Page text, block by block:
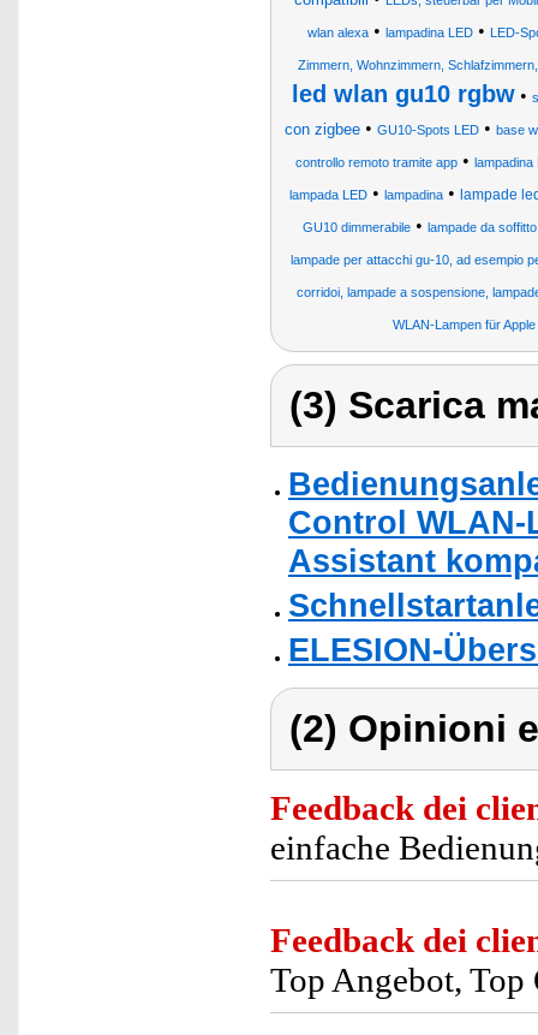
wlan alexa• lampadina LED• LED-
Zimmern, Wohnzimmern,
led wlan gu10 rgbw•
con zigbee• GU10-Spots LED• base
controllo remoto tramite app• lampadina
lampada LED • lampadina • lampade
GU10 dimmerabile • lampade da
lampade per attacchi gu-10, ad esempio
corridoi, lampade a sospensione,
WLAN-Lampen für
(3) Scarica
Control WLAN-
Assistant
ELESION-
(2) Opinioni
Feedback dei
einfache
Feedback dei
Top Angebot, Top